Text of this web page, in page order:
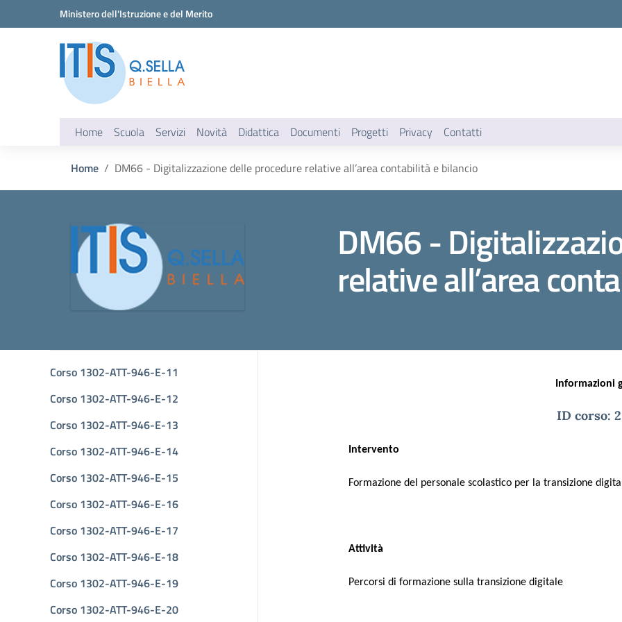
Vai ai contenuti
Vai al menu di navigazioneMinistero dell'Istruzione e del Merito
Home Scuola Servizi Novità Didattica Documenti Progetti Privacy Contatti
Home DM66 - Digitalizzazione delle procedure relative all’area contabilità e bilancio
DM66 -
relative all’area
Corso 1302-ATT-946-E-11
Corso 1302-ATT-946-E-12
Corso 1302-ATT-946-E-13
Corso 1302-ATT-946-E-14
Corso 1302-ATT-946-E-15
Corso 1302-ATT-946-E-16
Corso 1302-ATT-946-E-17
Corso 1302-ATT-946-E-18
Corso 1302-ATT-946-E-19
Corso 1302-ATT-946-E-20
Informazioni
ID corso:
Intervento
Formazione del personale scolastico per la transizione
Attività
Percorsi di formazione sulla transizione digitale